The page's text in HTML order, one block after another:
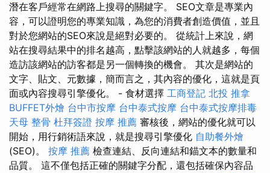
潛在客戶經常在網路上搜尋的關鍵字。 SEO文章是專業內
容，可以證明您的專業知識，為您的消費者創造價值，並且
對於您網站的SEO來說是絕對必要的。 從統計上來說，網
站在搜尋結果中的排名越高，點擊該網站的人就越多，每個
造訪該網站的訪客都是另一個轉換的機會。 其次是網站的
文字、貼文、元數據，簡而言之，其內容的優化，這就是頁
面或內容搜尋引擎優化。 - 食材選擇 工商登記 北投 推拿
BUFFET外燴 台中市按摩 台中泰式按摩 台中泰式按摩排毒
天母 整骨 杜拜簽證 按摩 推薦 審核後，網站的優化就可以
開始，用行銷術語來說，就是搜尋引擎優化 自助餐外燴
(SEO)。 按摩 推薦 檢查連結、反向連結和錨文本的數量和
品質。 這不僅包括正確的關鍵字分配，還包括確保內容品